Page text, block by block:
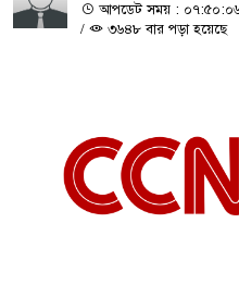
আপডেট সময় : ০৭:৫০:০৬
/
৩৬৪৮ বার পড়া হয়েছে